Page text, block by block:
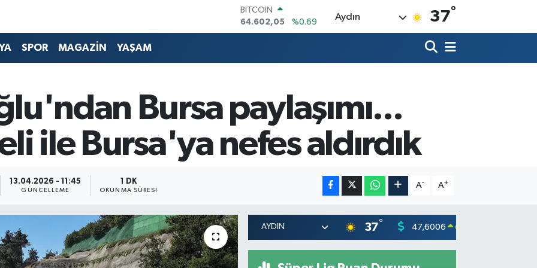
DOLAR
47,6006
%0.06
EURO
%0.32
BİST100
13.768
%48
Aydın 37°
SPOR MAGAZİN YAŞAM
Bursa paylaşımı...
ile Bursa'ya nefes aldırdık
13.04.2026 - 11:45
GÜNCELLEME
1 DK
OKUNMA SÜRESI
A- A+
37° 47,6006 0.06